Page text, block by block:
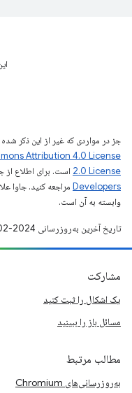
جز در مواردی که غیر از این ذکر
Attribution 4.0 License
2.0 License است. برای اطلاع از
Developers‏
وابسته به آن است.
تاریخ آخرین به‌روزرسانی 2024-02-14 به‌وقت ساعت هماهنگ جهانی.
مشارکت
یک اشکال را ثبت کنید
مسائل باز را ببینید
مطالب مرتبط
به‌روزرسانی‌های Chromium